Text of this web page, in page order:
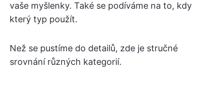
vaše myšlenky. Také se podíváme na to, kdy
který typ použít.
Než se pustíme do detailů, zde je stručné
srovnání různých kategorií.